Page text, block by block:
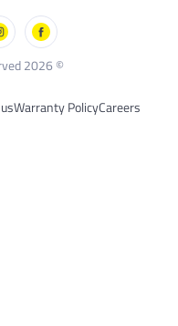
Careers
Warranty Policy
us